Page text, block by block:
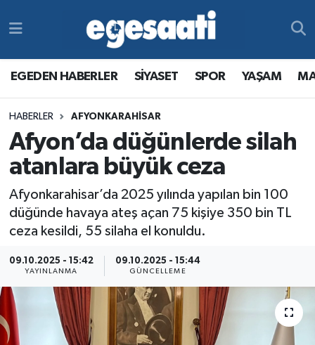
EGEDEN HABERLER SİYASET SPOR YAŞAM
HABERLER AFYONKARAHİSAR
Afyon’da düğünlerde silah
atanlara büyük ceza
Afyonkarahisar’da 2025 yılında yapılan bin 100
düğünde havaya ateş açan 75 kişiye 350 bin TL
ceza kesildi, 55 silaha el konuldu.
09.10.2025 - 15:42
YAYINLANMA
09.10.2025 - 15:44
GÜNCELLEME
MAGAZİN
RESMİ REKLAMLAR
YAŞAM
MAGAZİN
RESMİ REKLAMLAR
Egemax TV
Tüm Manşetler
Son Dakika Haberleri
Haber Arşivi